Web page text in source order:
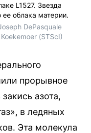
L1527. Звезда
облака материи.
DePasquale
(STScI)
прорывное
азота,
в ледяных
Эта молекула